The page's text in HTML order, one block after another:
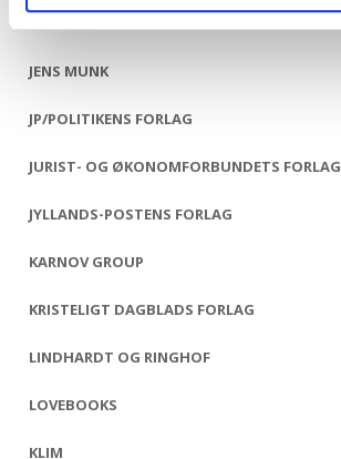
JENS MUNK
JP/POLITIKENS FORLAG
JURIST- OG ØKONOMFORBUNDETS FORLAG
JYLLANDS-POSTENS FORLAG
KARNOV GROUP
KRISTELIGT DAGBLADS FORLAG
LINDHARDT OG RINGHOF
LOVEBOOKS
KLIM